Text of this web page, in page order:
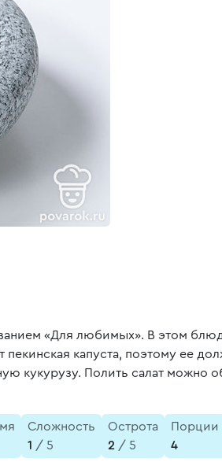
«Для любимых». В этом
капуста, поэтому ее
кукурузу. Полить салат
Сложность
1 / 5
Острота
2 / 5
Порции
4